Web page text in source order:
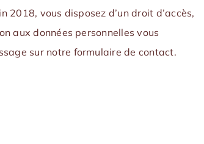
2018, vous disposez d’un droit d’accès,
aux données personnelles vous
sur notre formulaire de contact.